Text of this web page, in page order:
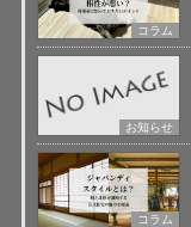
コラム
お知らせ
コラム